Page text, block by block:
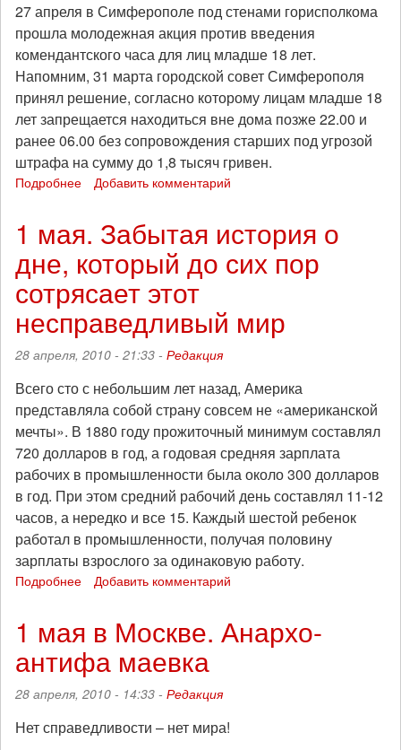
27 апреля в Симферополе под стенами горисполкома
прошла молодежная акция против введения
комендантского часа для лиц младше 18 лет.
Напомним, 31 марта городской совет Симферополя
принял решение, согласно которому лицам младше 18
лет запрещается находиться вне дома позже 22.00 и
ранее 06.00 без сопровождения старших под угрозой
штрафа на сумму до 1,8 тысяч гривен.
Подробнее
комендантского
прошла
в
Симферополе
Добавить комментарий
1 мая. Забытая история о
дне, который до сих пор
сотрясает этот
несправедливый мир
28 апреля, 2010 - 21:33 - Редакция
Всего сто с небольшим лет назад, Америка
представляла собой страну совсем не «американской
мечты». В 1880 году прожиточный минимум составлял
720 долларов в год, а годовая средняя зарплата
рабочих в промышленности была около 300 долларов
в год. При этом средний рабочий день составлял 11-12
часов, а нередко и все 15. Каждый шестой ребенок
работал в промышленности, получая половину
зарплаты взрослого за одинаковую работу.
Подробнее
Забытая
история
о
дне,
до
Добавить комментарий
1 мая в Москве. Анархо-
антифа маевка
28 апреля, 2010 - 14:33 - Редакция
Нет справедливости – нет мира!